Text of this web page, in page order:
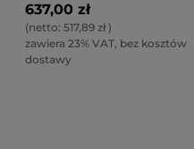
637,00 zł
(netto: 517,89 zł)
zawiera 23% VAT, bez kosztów
dostawy